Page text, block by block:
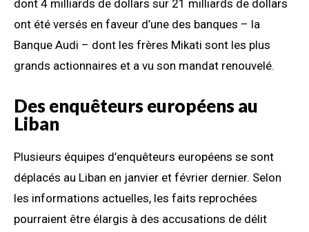
dont 4 milliards de dollars sur 21 milliards de dollars
ont été versés en faveur d’une des banques – la
Banque Audi – dont les frères Mikati sont les plus
grands actionnaires et a vu son mandat renouvelé.
Des enquêteurs européens au
Liban
Plusieurs équipes d’enquêteurs européens se sont
déplacés au Liban en janvier et février dernier. Selon
les informations actuelles, les faits reprochées
pourraient être élargis à des accusations de délit